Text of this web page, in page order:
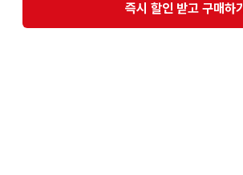
즉시 할인 받고 구매하기